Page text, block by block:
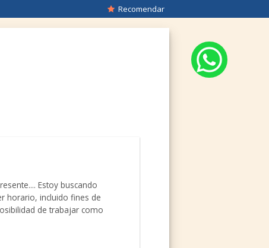
Recomendar
Estoy buscando
horario, incluido fines de
de trabajar como